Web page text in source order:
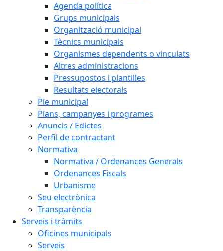
Agenda política
Grups municipals
Organització municipal
Tècnics municipals
Organismes dependents o vinculats
Altres administracions
Pressupostos i plantilles
Resultats electorals
Ple municipal
Plans, campanyes i programes
Anuncis / Edictes
Perfil de contractant
Normativa
Normativa / Ordenances Generals
Ordenances Fiscals
Urbanisme
Seu electrònica
Transparència
Serveis i tràmits
Oficines municipals
Serveis